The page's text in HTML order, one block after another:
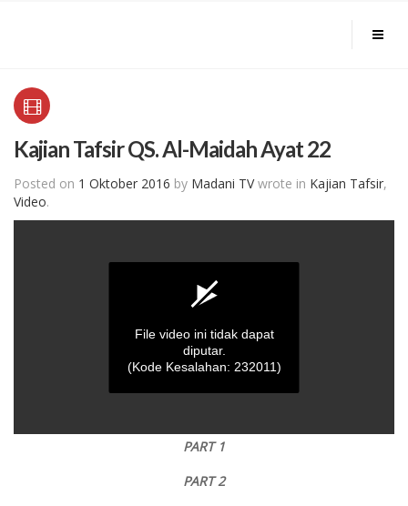
Kajian Tafsir QS. Al-Maidah Ayat 22
Posted on 1 Oktober 2016 by Madani TVwrote in Kajian Tafsir,
Video.
File video ini tidak dapat
diputar.
(Kode Kesalahan: 232011)
PART 1
PART 2